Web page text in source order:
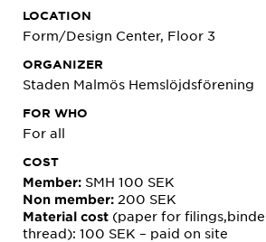
LOCATION
Form/Design Center, Floor 3
ORGANIZER
Staden Malmös Hemslöjdsförening
FOR WHO
For all
COST
Member: SMH 100 SEK
Non member: 200 SEK
Material cost (paper for
thread): 100 SEK – paid on site